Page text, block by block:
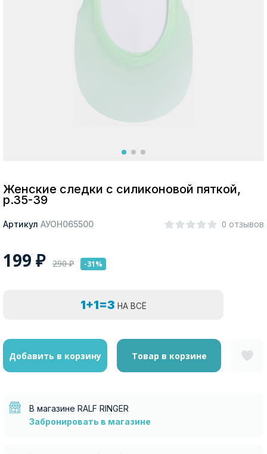
Изменить город
Женские следки с силиконовой пяткой,
р.35-39
Артикул АУОН065500 0 отзывов
199 ₽ 290₽ -31%
1+1=3 НА ВСЁ
Добавить в корзину Товар в корзине
В магазине RALF RINGER
Забронировать в магазине